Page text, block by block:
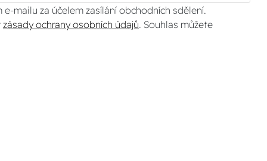
e-mailu za účelem zasílání obchodních sdělení.
zásady ochrany osobních údajů. Souhlas můžete